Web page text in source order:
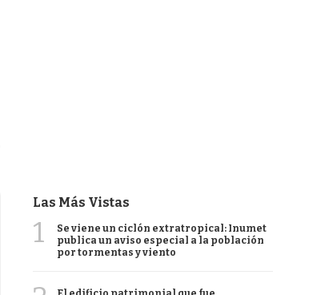
Las Más Vistas
1
Se viene un ciclón extratropical: Inumet
publica un aviso especial a la población
por tormentas y viento